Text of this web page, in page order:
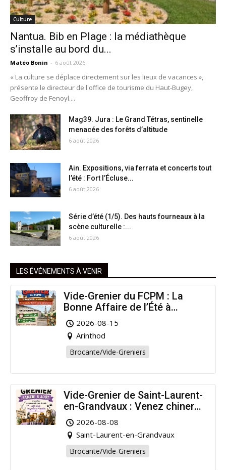
Culture
Nantua. Bib en Plage : la médiathèque
s’installe au bord du...
Matéo Bonin - 6 août 2026
« La culture se déplace directement sur les lieux de vacances »,
présente le directeur de l'office de tourisme du Haut-Bugey,
Geoffroy de Fenoyl....
Mag39. Jura : Le Grand Tétras, sentinelle
menacée des forêts d’altitude
6 août 2026
Ain. Expositions, via ferrata et concerts tout
l’été : Fort l’Écluse...
6 août 2026
Série d’été (1/5). Des hauts fourneaux à la
scène culturelle :...
6 août 2026
LES ÉVÉNEMENTS À VENIR
Vide-Grenier du FCPM : La
Bonne Affaire de l’Été à
Arinthod !
2026-08-15
Arinthod
Brocante/Vide-Greniers
Vide-Grenier de Saint-Laurent-
en-Grandvaux : Venez chiner
pour la bonne cause !
2026-08-08
Saint-Laurent-en-Grandvaux
Brocante/Vide-Greniers